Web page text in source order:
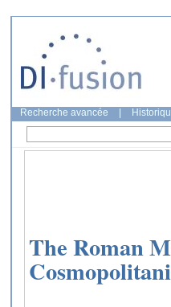
Recherche avancée
The Roman